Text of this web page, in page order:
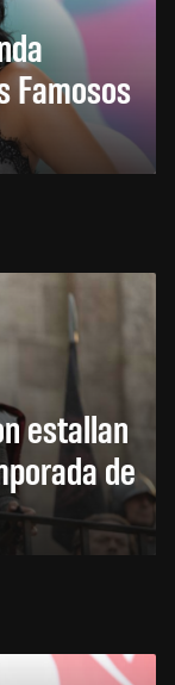
Famosos
estallan
de